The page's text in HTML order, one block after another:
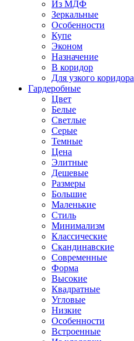
Из МДФ
Зеркальные
Особенности
Купе
Эконом
Назначение
В коридор
Для узкого коридора
Гардеробные
Цвет
Белые
Светлые
Серые
Темные
Цена
Элитные
Дешевые
Размеры
Большие
Маленькие
Стиль
Минимализм
Классические
Скандинавские
Современные
Форма
Высокие
Квадратные
Угловые
Низкие
Особенности
Встроенные